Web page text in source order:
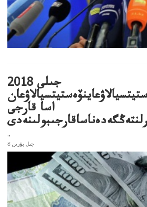
2018 جىلى
اسا قارجى
..
8 جىل بۇرىن